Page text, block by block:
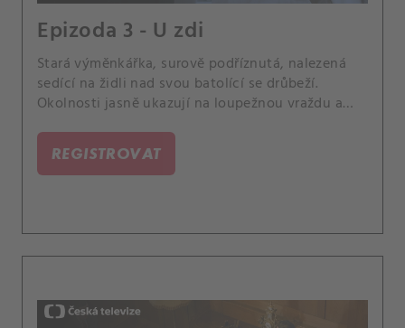
Epizoda 3 - U zdi
Stará výměnkářka, surově podříznutá, nalezená
sedící na židli nad svou batolící se drůbeží.
Okolnosti jasně ukazují na loupežnou vraždu a
REGISTROVAT